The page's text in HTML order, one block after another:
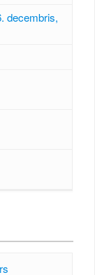
decembris,